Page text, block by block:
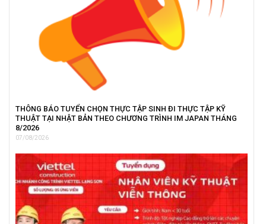
THÔNG BÁO TUYỂN CHỌN THỰC TẬP SINH ĐI THỰC TẬP KỸ
THUẬT TẠI NHẬT BẢN THEO CHƯƠNG TRÌNH IM JAPAN THÁNG
8/2026
07/08/2026